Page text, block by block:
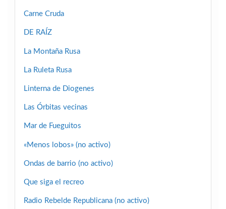
Carne Cruda
DE RAÍZ
La Montaña Rusa
La Ruleta Rusa
Linterna de Diogenes
Las Órbitas vecinas
Mar de Fueguitos
«Menos lobos» (no activo)
Ondas de barrio (no activo)
Que siga el recreo
Radio Rebelde Republicana (no activo)